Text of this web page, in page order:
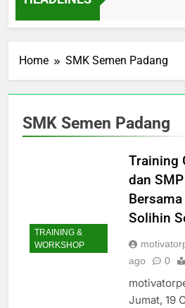
Home SMK Semen Padang
SMK Semen Padang
TRAINING &
WORKSHOP
Training
dan
Solihin
ago
0
Jumat, 19